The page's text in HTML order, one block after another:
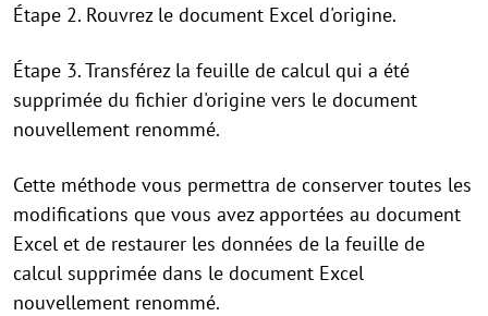
Étape 2. Rouvrez le document Excel d'origine.
Étape 3. Transférez la feuille de calcul qui a été
supprimée du fichier d'origine vers le document
nouvellement renommé.
Cette méthode vous permettra de conserver toutes les
modifications que vous avez apportées au document
Excel et de restaurer les données de la feuille de
calcul supprimée dans le document Excel
nouvellement renommé.